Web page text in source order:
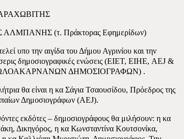
(τ. Πράκτορας Εφημερίδων)
υπο την αιγίδα του Δήμου Αγρινίου και την
δημοσιογραφικές ενώσεις (ΕΙΕΤ, ΕΙΗΕ, AEJ &
ΔΗΜΟΣΙΟΓΡΑΦΩΝ) .
θα είναι η κα Σάγια Τσαουσίδου, Πρόεδρος της
Δημοσιογράφων (AEJ).
εκδότες – δημοσιογράφους θα μιλήσουν: η κα
Δικηγόρος, η κα Κωνσταντίνα Κουτσονίκα,